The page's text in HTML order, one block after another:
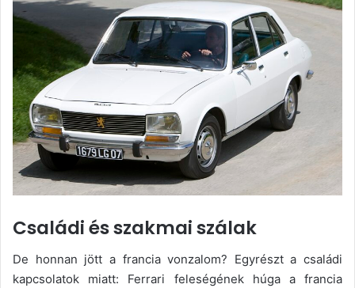
Családi és szakmai szálak
De honnan jött a francia vonzalom? Egyrészt a családi
kapcsolatok miatt: Ferrari feleségének húga a francia